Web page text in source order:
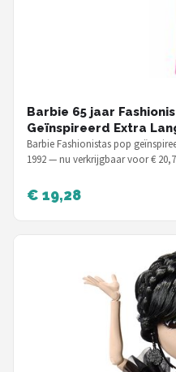
Barbie 65 jaar
Geïnspireerd Extra
Barbie Fashionistas pop
1992 — nu verkrijgbaar voor €
€ 19,28